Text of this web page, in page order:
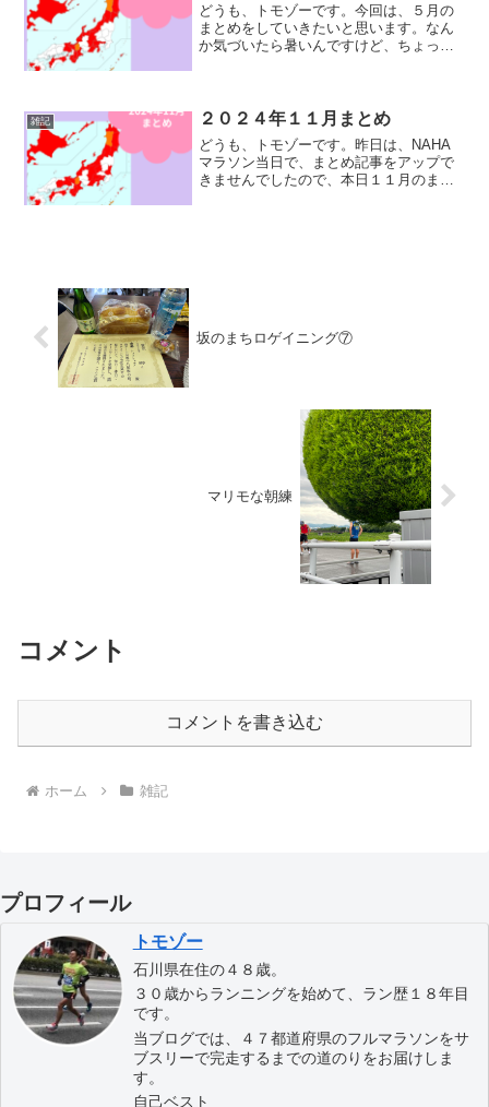
どうも、トモゾーです。今回は、５月の
まとめをしていきたいと思います。なん
か気づいたら暑いんですけど、ちょっと
ります。ランニングデータ...
雑記 ２０２４年１１月まとめ
どうも、トモゾーです。昨日は、NAHA
マラソン当日で、まとめ記事をアップで
きませんでしたので、本日１１月のまと
坂のまちロゲイニング⑦
マリモな朝練
コメント
コメントを書き込む
ホーム 雑記
プロフィール
トモゾー
石川県在住の４８歳。
３０歳からランニングを始めて、ラン歴１８年目
です。
当ブログでは、４７都道府県のフルマラソンをサ
ブスリーで完走するまでの道のりをお届けしま
す。
自己ベスト